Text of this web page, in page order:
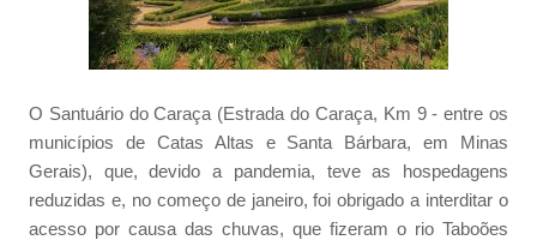
O Santuário do Caraça (Estrada do Caraça, Km 9 - entre os
municípios de Catas Altas e Santa Bárbara, em Minas
Gerais), que, devido a pandemia, teve as hospedagens
reduzidas e, no começo de janeiro, foi obrigado a interditar o
acesso por causa das chuvas, que fizeram o rio Taboões